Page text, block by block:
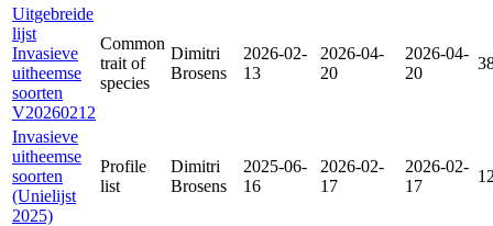
Uitgebreide
lijst
Invasieve
uitheemse
soorten
V20260212
Common
trait of
species
Dimitri
Brosens
2026-02-
13
2026-04-
20
2026-04-
20
Invasieve
uitheemse
soorten
(Unielijst
2025)
Profile
list
Dimitri
Brosens
2025-06-
16
2026-02-
17
2026-02-
17